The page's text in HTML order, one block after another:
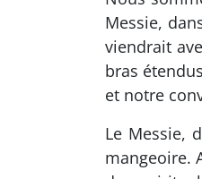
Messie,
viendrait
bras
et notre
Le Messie,
mangeoire.